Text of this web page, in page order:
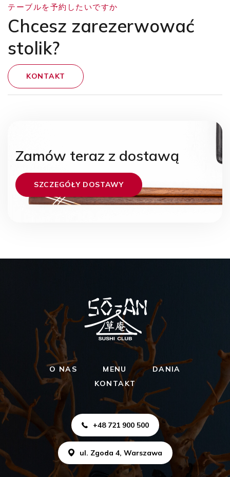
テーブルを予約したいですか
Chcesz zarezerwować
stolik?
KONTAKT
Zamów teraz z dostawą
SZCZEGÓŁY DOSTAWY
O NAS MENU
DANIA
KONTAKT
+48 721 900 500
ul. Zgoda 4, Warszawa